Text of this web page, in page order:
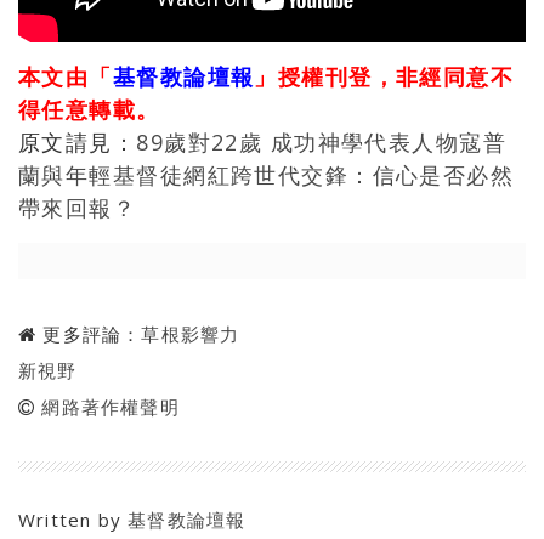
本文由「基督教論壇報 」授權刊登，非經同意不
得任意轉載。
原文請見： 89歲對22歲 成功神學代表人物寇普
蘭與年輕基督徒網紅跨世代交鋒：信心是否必然
帶來回報？
更多評論：草根影響力
新視野
網路著作權聲明
Written by基督教論壇報